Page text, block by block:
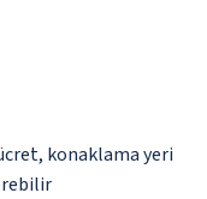
konaklama yeri